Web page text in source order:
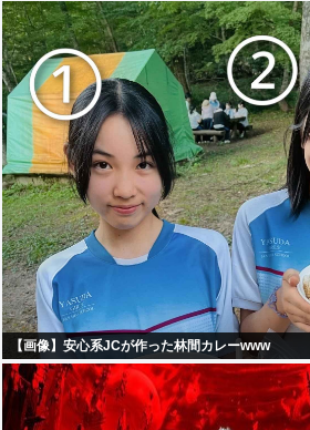
【画像】安心系JCが作った林間カレーwww